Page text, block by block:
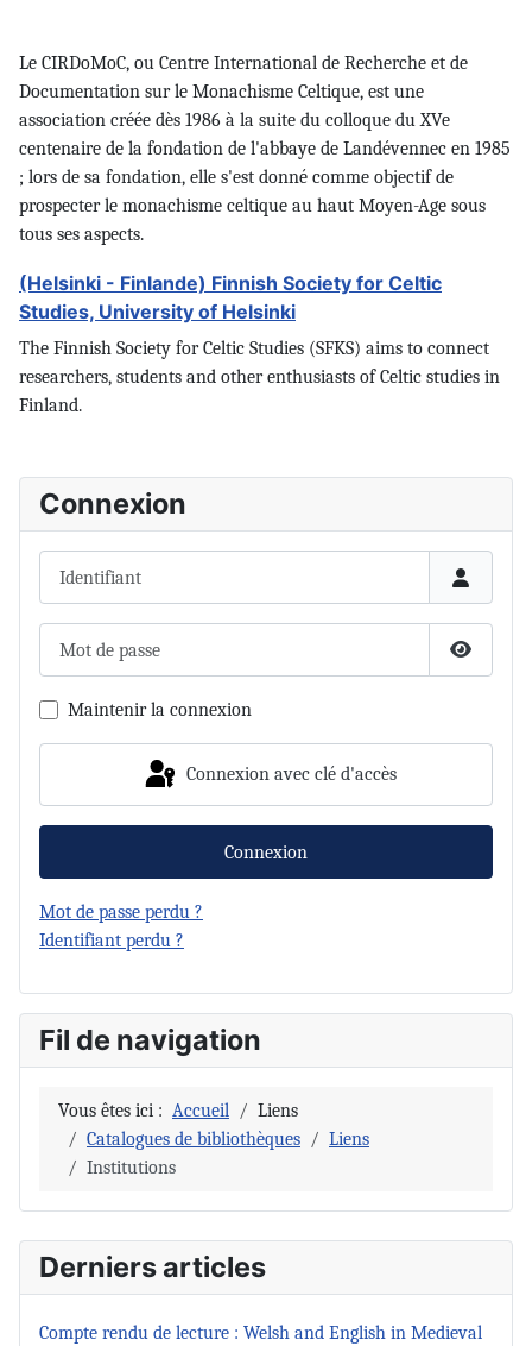
Le CIRDoMoC, ou Centre International de Recherche et de
Documentation sur le Monachisme Celtique, est une
association créée dès 1986 à la suite du colloque du XVe
centenaire de la fondation de l'abbaye de Landévennec en 1985
; lors de sa fondation, elle s'est donné comme objectif de
prospecter le monachisme celtique au haut Moyen-Age sous
tous ses aspects.
(Helsinki - Finlande) Finnish Society for Celtic
Studies, University of Helsinki
The Finnish Society for Celtic Studies (SFKS) aims to connect
researchers, students and other enthusiasts of Celtic studies in
Finland.
Connexion
Afficher
Maintenir la connexion
Connexion avec clé d'accès
Connexion
Mot de passe perdu ?
Identifiant perdu ?
Fil de navigation
Vous êtes ici : Accueil
Liens
Catalogues de bibliothèques
Liens
Institutions
Derniers articles
Compte rendu de lecture : Welsh and English in Medieval